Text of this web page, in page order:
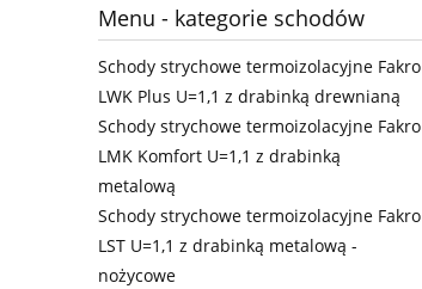
Menu - kategorie schodów
Schody strychowe termoizolacyjne Fakro
LWK Plus U=1,1 z drabinką drewnianą
Schody strychowe termoizolacyjne Fakro
LMK Komfort U=1,1 z drabinką
metalową
Schody strychowe termoizolacyjne Fakro
LST U=1,1 z drabinką metalową -
nożycowe